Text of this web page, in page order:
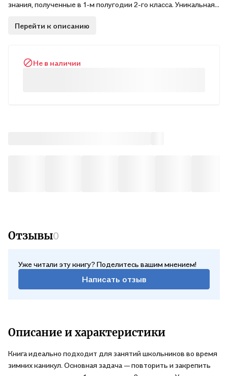
знания, полученные в 1-м полугодии 2-го класса. Уникальная
позволяет проверять точность выполнения заданий.
сможет развить технику чтения и быстрого счета, логику,
Перейти к описанию
Не в наличии
Отзывы0
Уже читали эту книгу? Поделитесь вашим мнением!
Написать отзыв
Описание и характеристики
Книга идеально подходит для занятий школьников во время
зимних каникул. Основная задача — повторить и закрепить